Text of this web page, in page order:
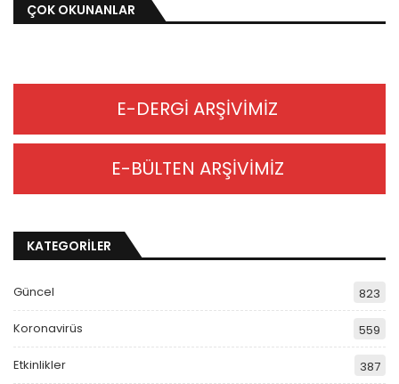
ÇOK OKUNANLAR
E-DERGİ ARŞİVİMİZ
E-BÜLTEN ARŞİVİMİZ
KATEGORİLER
Güncel 823
Koronavirüs 559
Etkinlikler 387